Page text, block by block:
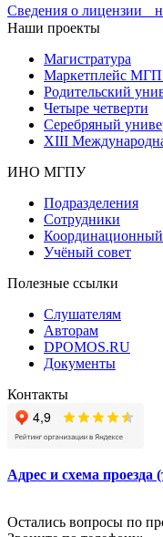
Сведения о лицензии
Наши проекты
Магистратура
Маркетплейс
Родительский
Четыре четверти
Серебряный
XIII
ИНО МГПУ
Подразделения
Сотрудники
Координационный
Учёный совет
Полезные ссылки
Слушателям
Авторам
DPOMOS.RU
Документы
Контакты
Адрес и схема проезда
Остались вопросы по